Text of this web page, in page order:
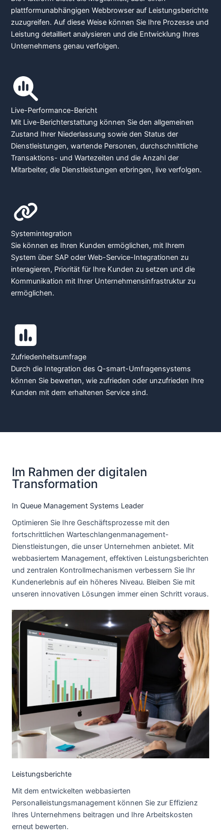
plattformunabhängigen Webbrowser auf Leistungsberichte
zuzugreifen. Auf diese Weise können Sie Ihre Prozesse und
Leistung detailliert analysieren und die Entwicklung Ihres
Unternehmens genau verfolgen.
Live-Performance-Bericht
Mit Live-Berichterstattung können Sie den allgemeinen
Zustand Ihrer Niederlassung sowie den Status der
Dienstleistungen, wartende Personen, durchschnittliche
Transaktions- und Wartezeiten und die Anzahl der
Mitarbeiter, die Dienstleistungen erbringen, live verfolgen.
Systemintegration
Sie können es Ihren Kunden ermöglichen, mit Ihrem
System über SAP oder Web-Service-Integrationen zu
interagieren, Priorität für Ihre Kunden zu setzen und die
Kommunikation mit Ihrer Unternehmensinfrastruktur zu
ermöglichen.
Zufriedenheitsumfrage
Durch die Integration des Q-smart-Umfragensystems
können Sie bewerten, wie zufrieden oder unzufrieden Ihre
Kunden mit dem erhaltenen Service sind.
Im Rahmen der digitalen
Transformation
In Queue Management Systems Leader
Optimieren Sie Ihre Geschäftsprozesse mit den
fortschrittlichen Warteschlangenmanagement-
Dienstleistungen, die unser Unternehmen anbietet. Mit
webbasiertem Management, effektiven Leistungsberichten
und zentralen Kontrollmechanismen verbessern Sie Ihr
Kundenerlebnis auf ein höheres Niveau. Bleiben Sie mit
unseren innovativen Lösungen immer einen Schritt voraus.
Leistungsberichte
Mit dem entwickelten webbasierten
Personalleistungsmanagement können Sie zur Effizienz
Ihres Unternehmens beitragen und Ihre Arbeitskosten
erneut bewerten.